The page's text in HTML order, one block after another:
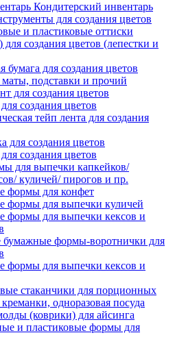
Кондитерский инвентарь
для создания цветов
и пластиковые оттиски
создания цветов (лепестки и
бумага для создания цветов
подставки и прочий
для создания цветов
создания цветов
тейп лента для создания
для создания цветов
создания цветов
для выпечки капкейков/
куличей/ пирогов и пр.
формы для конфет
формы для выпечки куличей
формы для выпечки кексов и
формы-воротнички для
формы для выпечки кексов и
стаканчики для порционных
креманки, одноразовая посуда
(коврики) для айсинга
и пластиковые формы для